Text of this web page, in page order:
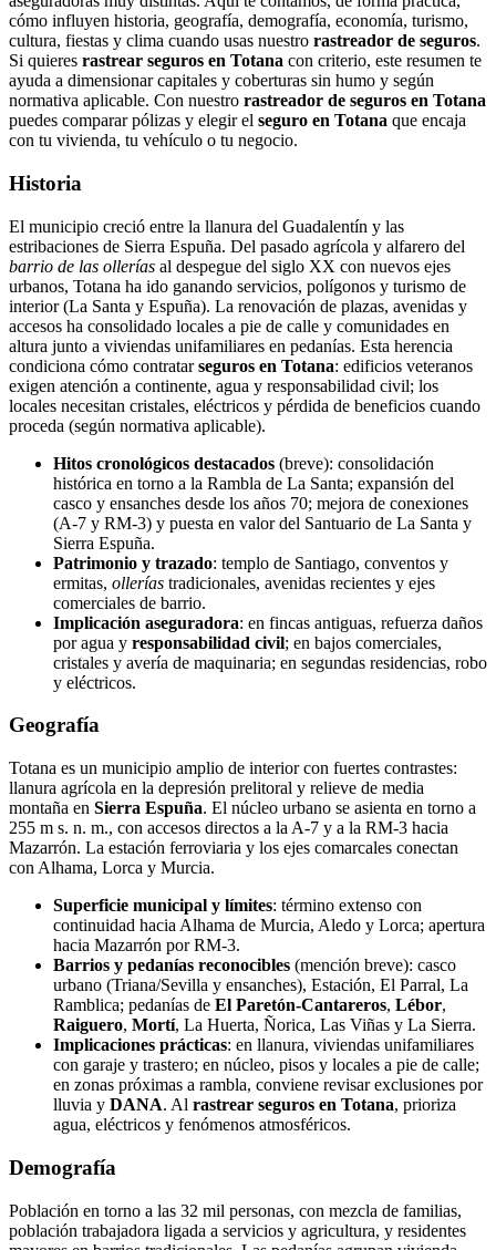
cómo influyen historia, geografía, demografía, economía, turismo,
cultura, fiestas y clima cuando usas nuestro rastreador de seguros.
Si quieres rastrear seguros en Totana con criterio, este resumen te
ayuda a dimensionar capitales y coberturas sin humo y según
normativa aplicable. Con nuestro rastreador de seguros en Totana
puedes comparar pólizas y elegir el seguro en Totana que encaja
con tu vivienda, tu vehículo o tu negocio.
Historia
El municipio creció entre la llanura del Guadalentín y las
estribaciones de Sierra Espuña. Del pasado agrícola y alfarero del
barrio de las ollerías al despegue del siglo XX con nuevos ejes
urbanos, Totana ha ido ganando servicios, polígonos y turismo de
interior (La Santa y Espuña). La renovación de plazas, avenidas y
accesos ha consolidado locales a pie de calle y comunidades en
altura junto a viviendas unifamiliares en pedanías. Esta herencia
condiciona cómo contratarseguros en Totana: edificios veteranos
exigen atención a continente, agua y responsabilidad civil; los
locales necesitan cristales, eléctricos y pérdida de beneficios cuando
proceda (según normativa aplicable).
Hitos cronológicos destacados (breve): consolidación
histórica en torno a la Rambla de La Santa; expansión del
casco y ensanches desde los años 70; mejora de conexiones
(A‑7 y RM‑3) y puesta en valor del Santuario de La Santa y
Sierra Espuña.
Patrimonio y trazado: templo de Santiago, conventos y
ermitas, ollerías tradicionales, avenidas recientes y ejes
comerciales de barrio.
Implicación aseguradora: en fincas antiguas, refuerza daños
por agua y responsabilidad civil; en bajos comerciales,
cristales y avería de maquinaria; en segundas residencias, robo
y eléctricos.
Geografía
Totana es un municipio amplio de interior con fuertes contrastes:
llanura agrícola en la depresión prelitoral y relieve de media
montaña en Sierra Espuña. El núcleo urbano se asienta en torno a
255 m s. n. m., con accesos directos a la A‑7 y a la RM‑3 hacia
Mazarrón. La estación ferroviaria y los ejes comarcales conectan
con Alhama, Lorca y Murcia.
Superficie municipal y límites: término extenso con
continuidad hacia Alhama de Murcia, Aledo y Lorca; apertura
hacia Mazarrón por RM‑3.
Barrios y pedanías reconocibles (mención breve): casco
urbano (Triana/Sevilla y ensanches), Estación, El Parral, La
Ramblica; pedanías de El Paretón‑Cantareros, Lébor,
Raiguero, Mortí, La Huerta, Ñorica, Las Viñas y La Sierra.
Implicaciones prácticas: en llanura, viviendas unifamiliares
con garaje y trastero; en núcleo, pisos y locales a pie de calle;
en zonas próximas a rambla, conviene revisar exclusiones por
lluvia y DANA. Al rastrear seguros en Totana, prioriza
agua, eléctricos y fenómenos atmosféricos.
Demografía
Población en torno a las 32 mil personas, con mezcla de familias,
población trabajadora ligada a servicios y agricultura, y residentes